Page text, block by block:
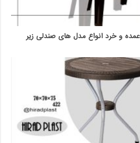
و خرد انواع مدل های صندلی زیر